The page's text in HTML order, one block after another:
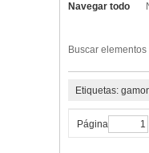
Navegar todo
Buscar elementos
Etiquetas:
Página